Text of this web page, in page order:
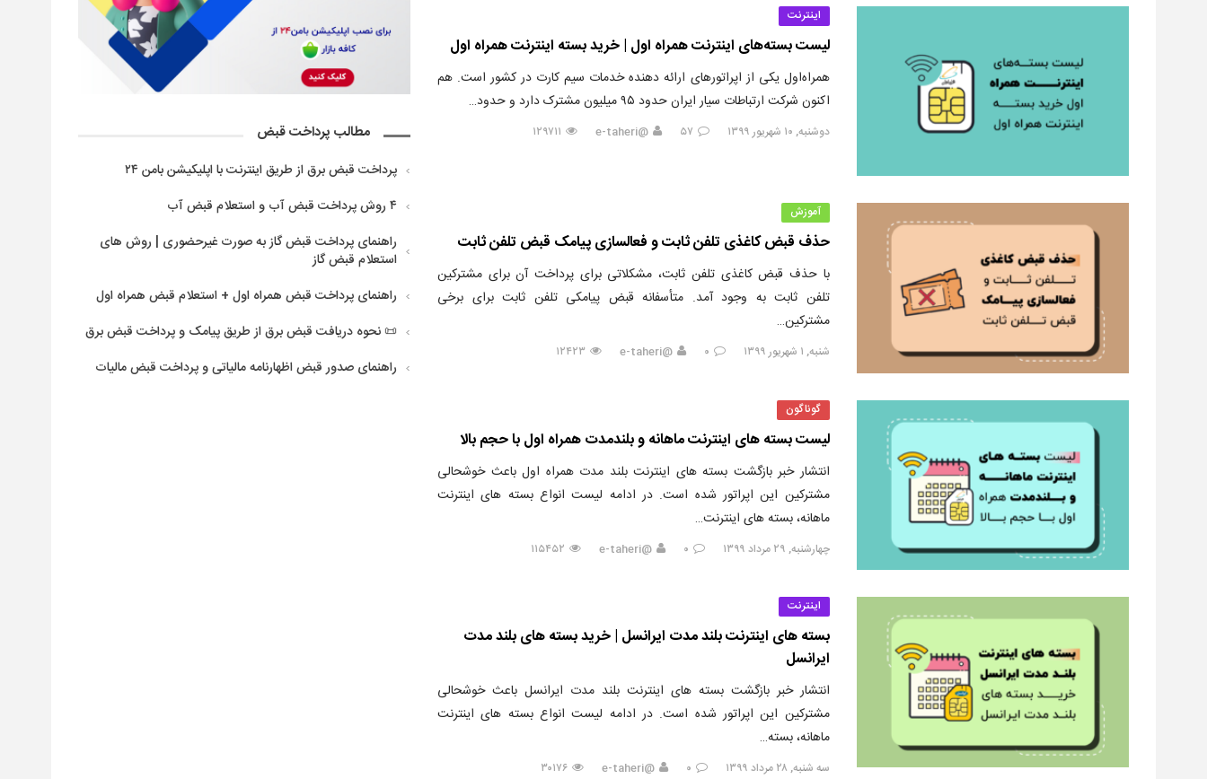
اینترنت
لیست بسته‌های اینترنت همراه اول | خرید بسته اینترنت همراه اول
همراه‌اول یکی از اپراتورهای ارائه دهنده خدمات سیم کارت در کشور است. هم
اکنون شرکت ارتباطات سیار ایران حدود ۹۵ میلیون مشترک دارد و حدود…
دوشنبه, ۱۰ شهریور ۱۳۹۹ ۵۷ @e-taheri ۱۲۹۷۱۱
آموزش
حذف قبض کاغذی تلفن ثابت و فعالسازی پیامک قبض تلفن ثابت
با حذف قبض کاغذی تلفن ثابت، مشکلاتی برای پرداخت آن برای مشترکین
تلفن ثابت به وجود آمد. متأسفانه قبض پیامکی تلفن ثابت برای برخی
مشترکین…
شنبه, ۱ شهریور ۱۳۹۹ ۰ @e-taheri ۱۲۴۲۳
گوناگون
لیست بسته های اینترنت ماهانه و بلندمدت همراه اول با حجم بالا
انتشار خبر بازگشت بسته های اینترنت بلند مدت همراه اول باعث خوشحالی
مشترکین این اپراتور شده است. در ادامه لیست انواع بسته های اینترنت
ماهانه، بسته های اینترنت…
چهارشنبه, ۲۹ مرداد ۱۳۹۹ ۰ @e-taheri ۱۱۵۴۵۲
اینترنت
بسته های اینترنت بلند مدت ایرانسل | خرید بسته های بلند مدت
ایرانسل
انتشار خبر بازگشت بسته های اینترنت بلند مدت ایرانسل باعث خوشحالی
مشترکین این اپراتور شده است. در ادامه لیست انواع بسته های اینترنت
ماهانه، بسته…
سه شنبه, ۲۸ مرداد ۱۳۹۹ ۰ @e-taheri ۳۰۱۷۶
مطالب پرداخت قبض
پرداخت قبض برق از طریق اینترنت با اپلیکیشن بامن ۲۴
۴ روش پرداخت قبض آب و استعلام قبض آب
راهنمای پرداخت قبض گاز به صورت غیرحضوری | روش های
استعلام قبض گاز
راهنمای پرداخت قبض همراه اول + استعلام قبض همراه اول
📜 نحوه دریافت قبض برق از طریق پیامک و پرداخت قبض برق
راهنمای صدور قبض اظهارنامه مالیاتی و پرداخت قبض مالیات